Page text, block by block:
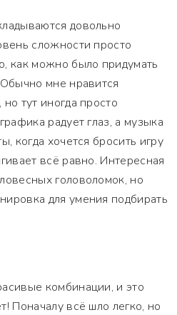
довольно
сложности просто
как можно было придумать
мне нравится
тут иногда просто
радует глаз, а музыка
когда хочется бросить игру
всё равно. Интересная
головоломок, но
для умения подбирать
комбинации, и это
Поначалу всё шло легко, но